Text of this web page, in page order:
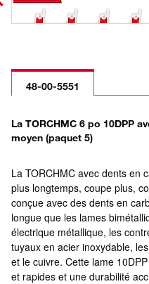
48-00-5551
La TORCHMC 6 po 10DPP
moyen (paquet 5)
La TORCHMC avec dents en
plus longtemps, coupe plus,
conçue avec des dents en
longue que les lames
électrique métallique, les
tuyaux en acier inoxydable,
et le cuivre. Cette lame
et rapides et une durabilité